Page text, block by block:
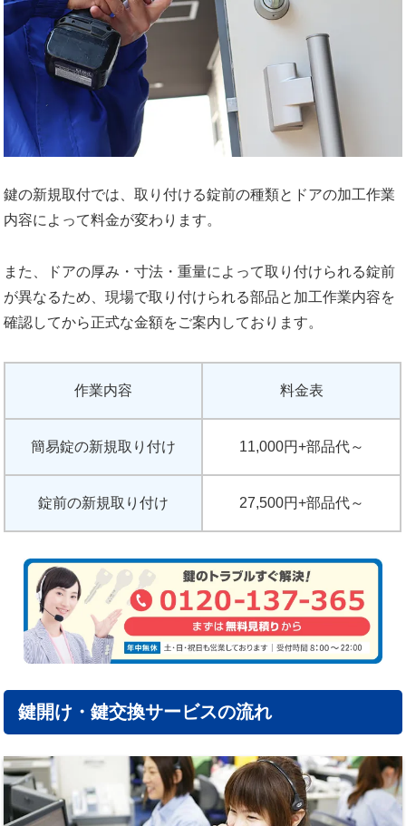
鍵の新規取付では、取り付ける錠前の種類とドアの加工作業
内容によって料金が変わります。
また、ドアの厚み・寸法・重量によって取り付けられる錠前
が異なるため、現場で取り付けられる部品と加工作業内容を
確認してから正式な金額をご案内しております。
作業内容 料金表
簡易錠の新規取り付け 11,000円+部品代～
錠前の新規取り付け 27,500円+部品代～
鍵開け・鍵交換サービスの流れ